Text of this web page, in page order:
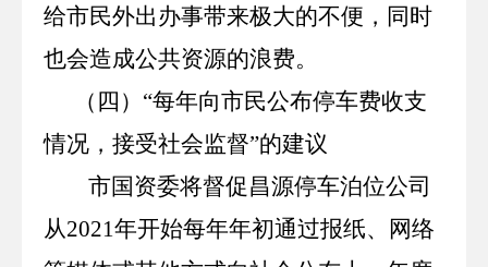
给市民外出办事带来极大的不便，同时
也会造成公共资源的浪费。
（四）“每年向市民公布停车费收支
情况，接受社会监督”的建议
市国资委将督促昌源停车泊位公司
从2021年开始每年年初通过报纸、网络